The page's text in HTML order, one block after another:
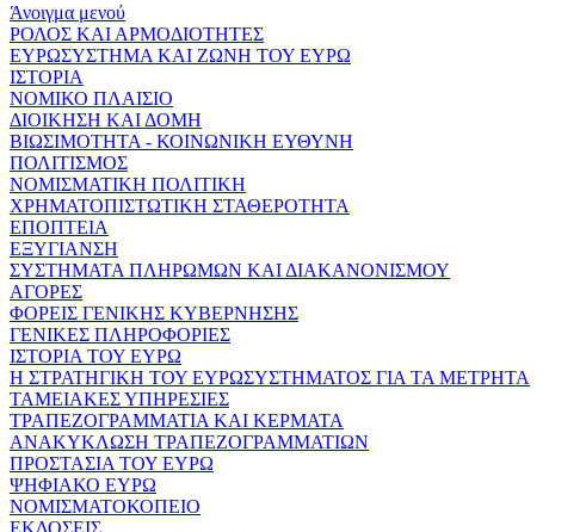
Άνοιγμα μενού
ΡΟΛΟΣ ΚΑΙ ΑΡΜΟΔΙΟΤΗΤΕΣ
ΕΥΡΩΣΥΣΤΗΜΑ ΚΑΙ ΖΩΝΗ ΤΟΥ ΕΥΡΩ
ΙΣΤΟΡΙΑ
ΝΟΜΙΚΟ ΠΛΑΙΣΙΟ
ΔΙΟΙΚΗΣΗ ΚΑΙ ΔΟΜΗ
ΒΙΩΣΙΜΟΤΗΤΑ - ΚΟΙΝΩΝΙΚΗ ΕΥΘΥΝΗ
ΠΟΛΙΤΙΣΜΟΣ
ΝΟΜΙΣΜΑΤΙΚΗ ΠΟΛΙΤΙΚΗ
ΧΡΗΜΑΤΟΠΙΣΤΩΤΙΚΗ ΣΤΑΘΕΡΟΤΗΤΑ
ΕΠΟΠΤΕΙΑ
ΕΞΥΓΙΑΝΣΗ
ΣΥΣΤΗΜΑΤΑ ΠΛΗΡΩΜΩΝ ΚΑΙ ΔΙΑΚΑΝΟΝΙΣΜΟΥ
ΑΓΟΡΕΣ
ΦΟΡΕΙΣ ΓΕΝΙΚΗΣ ΚΥΒΕΡΝΗΣΗΣ
ΓΕΝΙΚΕΣ ΠΛΗΡΟΦΟΡΙΕΣ
ΙΣΤΟΡΙΑ ΤΟΥ ΕΥΡΩ
Η ΣΤΡΑΤΗΓΙΚΗ ΤΟΥ ΕΥΡΩΣΥΣΤΗΜΑΤΟΣ ΓΙΑ ΤΑ ΜΕΤΡΗΤΑ
ΤΑΜΕΙΑΚΕΣ ΥΠΗΡΕΣΙΕΣ
ΤΡΑΠΕΖΟΓΡΑΜΜΑΤΙΑ ΚΑΙ ΚΕΡΜΑΤΑ
ΑΝΑΚΥΚΛΩΣΗ ΤΡΑΠΕΖΟΓΡΑΜΜΑΤΙΩΝ
ΠΡΟΣΤΑΣΙΑ ΤΟΥ ΕΥΡΩ
ΨΗΦΙΑΚΟ ΕΥΡΩ
ΝΟΜΙΣΜΑΤΟΚΟΠΕΙΟ
ΕΚΔΟΣΕΙΣ